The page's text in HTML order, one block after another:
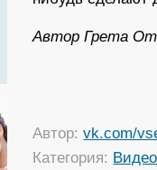
Автор Грета
Автор:vk.com/
Категория: Видео